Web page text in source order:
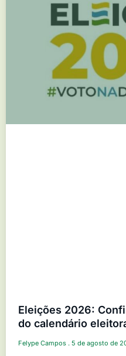
Eleições 2026:
do calendário
Felype Campos 5 de agosto de